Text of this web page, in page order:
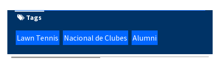
Tags
Lawn Tennis Nacional de Clubes Alumni